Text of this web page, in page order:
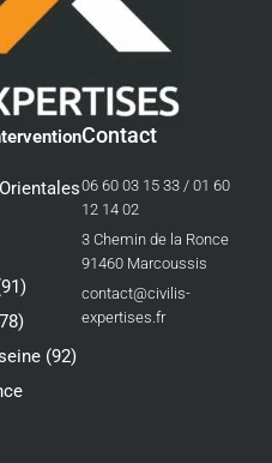
(92)
Contact
06 60 03 15 33 / 01 60
12 14 02
3 Chemin de la Ronce
91460 Marcoussis
contact@civilis-
expertises.fr